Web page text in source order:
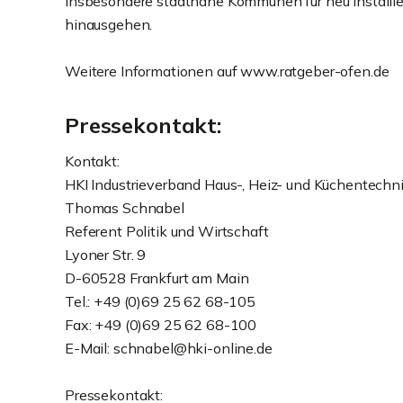
hinausgehen.
Weitere Informationen auf www.ratgeber-ofen.de
Pressekontakt:
Kontakt:
HKI Industrieverband Haus-, Heiz- und
Thomas Schnabel
Referent Politik und Wirtschaft
Lyoner Str. 9
D-60528 Frankfurt am Main
Tel.: +49 (0)69 25 62 68-105
Fax: +49 (0)69 25 62 68-100
E-Mail: schnabel@hki-online.de
Pressekontakt: